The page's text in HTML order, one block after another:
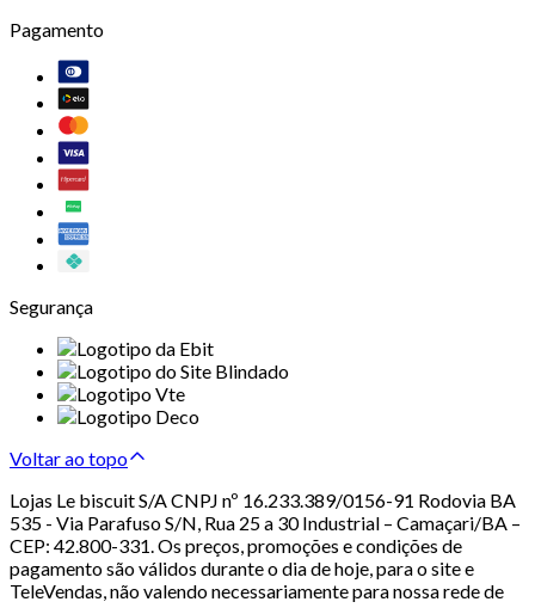
Pagamento
Segurança
Voltar ao topo
Lojas Le biscuit S/A CNPJ nº 16.233.389/0156-91 Rodovia BA
535 - Via Parafuso S/N, Rua 25 a 30 Industrial – Camaçari/BA –
CEP: 42.800-331. Os preços, promoções e condições de
pagamento são válidos durante o dia de hoje, para o site e
TeleVendas, não valendo necessariamente para nossa rede de